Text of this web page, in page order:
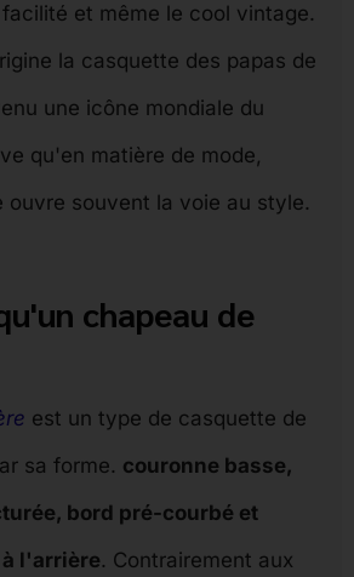
et même le cool vintage.
la casquette des papas de
une icône mondiale du
qu'en matière de mode,
ouvre souvent la voie au style.
chapeau de
est un type de casquette de
sa forme. couronne basse,
bord pré-courbé et
l'arrière. Contrairement aux